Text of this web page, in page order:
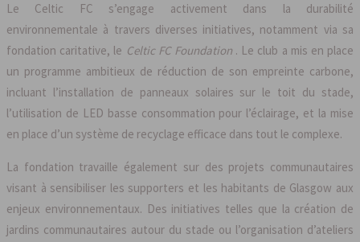
Le Celtic FC s’engage activement dans la durabilité
environnementale à travers diverses initiatives, notamment via sa
fondation caritative, le Celtic FC Foundation . Le club a mis en place
un programme ambitieux de réduction de son empreinte carbone,
incluant l’installation de panneaux solaires sur le toit du stade,
l’utilisation de LED basse consommation pour l’éclairage, et la mise
en place d’un système de recyclage efficace dans tout le complexe.
La fondation travaille également sur des projets communautaires
visant à sensibiliser les supporters et les habitants de Glasgow aux
enjeux environnementaux. Des initiatives telles que la création de
jardins communautaires autour du stade ou l’organisation d’ateliers